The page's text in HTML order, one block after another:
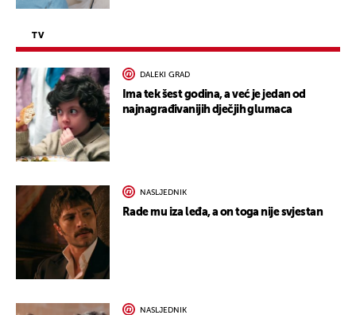
TV
DALEKI GRAD
Ima tek šest godina, a već je jedan od
najnagrađivanijih dječjih glumaca
NASLJEDNIK
Rade mu iza leđa, a on toga nije svjestan
NASLJEDNIK